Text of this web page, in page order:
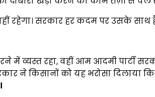
रहेगा। सरकार हर कदम पर उसके साथ
में व्यस्त रहा, वहीं आम आदमी पार्टी
ने किसानों को यह भरोसा दिलाया कि